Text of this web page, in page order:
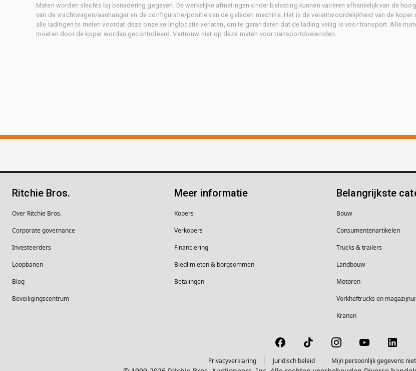
Maten worden slechts bij benadering gegeven. De werkelijke afmetingen onder belasting kunnen variëren afhankelijk van de
van de vrachtwagen/aanhanger en de configuratie/positie van de geladen machine. Het is de verantwoordelijkheid van de koper
alle ladingen te meten voordat deze onze veilinglocatie verlaten, om te garanderen dat de lading veilig is voor transport. Alle
moeten door de koper worden gecontroleerd. Vertrouw niet op deze maten voor transportdoeleinden.
Ritchie Bros.
Over Ritchie Bros.
Corporate governance
Investeerders
Loopbanen
Blog
Beveiligingscentrum
Meer informatie
Kopers
Verkopers
Financiering
Biedlimieten & borgsommen
Betalingen
Belangrijkste
Bouw
Consumentenartikelen
Trucks & trailers
Landbouw
Motoren
Vorkheftrucks en
Kranen
Privacyverklaring Juridisch beleid Mijn persoonlijk gegevens